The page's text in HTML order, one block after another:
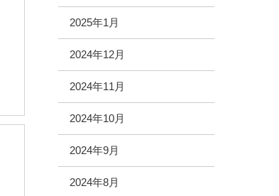
2025年1月
2024年12月
2024年11月
2024年10月
2024年9月
2024年8月